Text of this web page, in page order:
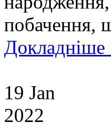
побачення,
Докладніше
19 Jan
2022